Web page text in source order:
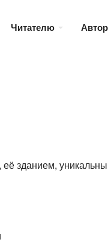
Читателю
её зданием,